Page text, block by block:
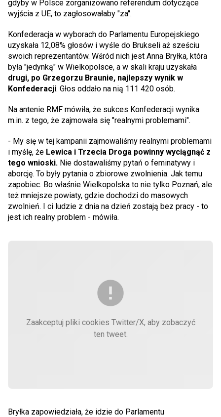
gdyby w Polsce zorganizowano referendum dotyczące
wyjścia z UE, to zagłosowałaby "za".
Konfederacja w wyborach do Parlamentu Europejskiego
uzyskała 12,08% głosów i wyśle do Brukseli aż sześciu
swoich reprezentantów. Wśród nich jest Anna Bryłka, która
była "jedynką" w Wielkopolsce, a w skali kraju uzyskała
drugi, po Grzegorzu Braunie, najlepszy wynik w
Konfederacji. Głos oddało na nią 111 420 osób.
Na antenie RMF mówiła, że sukces Konfederacji wynika
m.in. z tego, że zajmowała się "realnymi problemami".
- My się w tej kampanii zajmowaliśmy realnymi problemami
i myślę, że Lewica i Trzecia Droga powinny wyciągnąć z
tego wnioski. Nie dostawaliśmy pytań o feminatywy i
aborcję. To były pytania o zbiorowe zwolnienia. Jak temu
zapobiec. Bo właśnie Wielkopolska to nie tylko Poznań, ale
też mniejsze powiaty, gdzie dochodzi do masowych
zwolnień. I ci ludzie z dnia na dzień zostają bez pracy - to
jest ich realny problem - mówiła.
Zaakceptuj pliki cookies Twitter/X, aby zobaczyć
ten tweet.
Bryłka zapowiedziała, że idzie do Parlamentu